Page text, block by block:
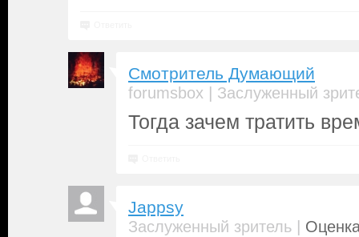
Смотритель Думающий
forumsbox | Заслуженный
Тогда зачем тратить
Jappsy
Заслуженный зритель |